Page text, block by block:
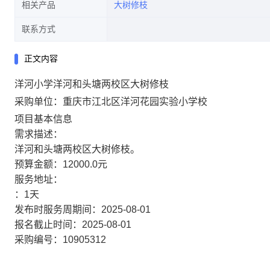
相关产品 大树修枝
联系方式
正文内容
洋河小学洋河和头塘两校区大树修枝
采购单位：重庆市江北区洋河花园实验小学校
项目基本信息
需求描述：
洋河和头塘两校区大树修枝。
预算金额：12000.0元
服务地址：
：1天
发布时服务周期间：2025-08-01
报名截止时间：2025-08-01
采购编号：10905312